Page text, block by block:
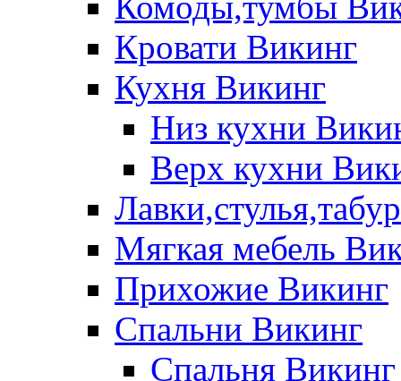
Кровати Викинг
Кухня Викинг
Низ кухни
Верх кухни
Мягкая мебель
Прихожие Викинг
Спальни Викинг
Спальня